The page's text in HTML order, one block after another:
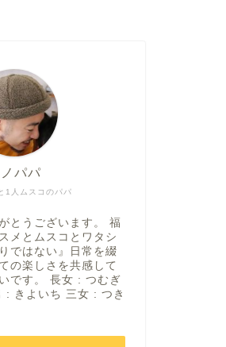
1人ムスコのパパ
パパ
とうございます。 福
メとムスコとワタシ
ではない』日常を綴
の楽しさを共感して
です。 長女 : つむぎ
: きよいち 三女 : つき